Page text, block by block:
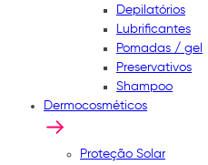
Depilatórios
Lubrificantes
Pomadas / gel
Preservativos
Shampoo
Dermocosméticos
Proteção Solar